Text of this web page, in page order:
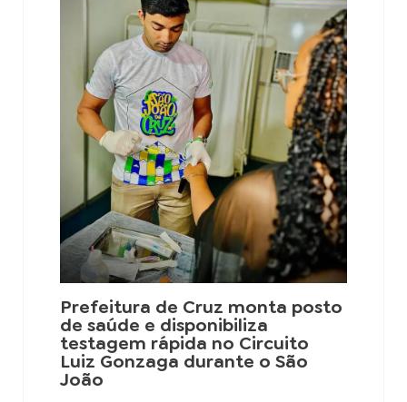
Prefeitura de Cruz monta posto
de saúde e disponibiliza
testagem rápida no Circuito
Luiz Gonzaga durante o São
João